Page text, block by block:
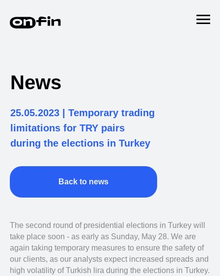
News
25.05.2023 | Temporary trading
limitations for TRY pairs
during the elections in Turkey
Back to news
The second round of presidential elections in Turkey will
take place soon - as early as Sunday, May 28. We are
again taking temporary measures to ensure the safety of
our clients, as our analysts expect increased spreads and
high volatility of Turkish lira during the elections in Turkey.